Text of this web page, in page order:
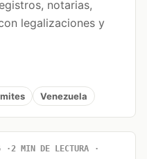
notarias,
legalizaciones y
Venezuela
2 MIN DE LECTURA